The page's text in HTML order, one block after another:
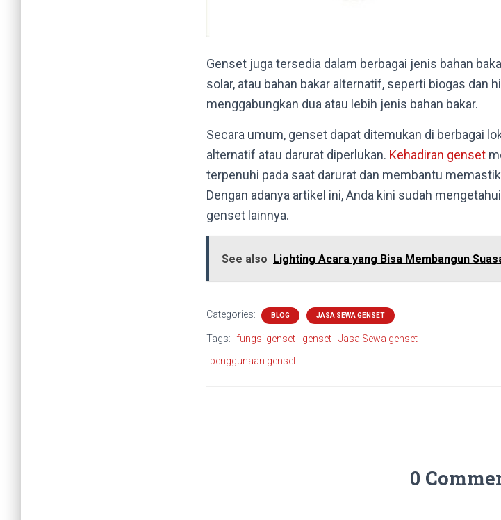
Genset juga tersedia dalam berbagai jenis bahan
solar, atau bahan bakar alternatif, seperti biogas dan
menggabungkan dua atau lebih jenis bahan bakar.
Secara umum, genset dapat ditemukan di berbagai
alternatif atau darurat diperlukan. Kehadiran genset
terpenuhi pada saat darurat dan membantu
Dengan adanya artikel ini, Anda kini sudah
genset lainnya.
See also Lighting Acara yang Bisa Membangun
Categories: BLOG JASA SEWA GENSET
Tags: fungsi genset genset
Jasa Sewa genset
penggunaan genset
0